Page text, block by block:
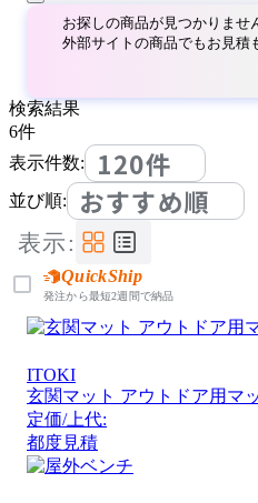
お探しの商品が見つかりませ
外部サイトの商品でもお見積
検索結果
6件
表示件数:
120件
並び順: おすすめ順
表示:
QuickShip
発注から最短2週間で納品
ITOKI
玄関マット アウトドア用マ
定価/上代:
都度見積